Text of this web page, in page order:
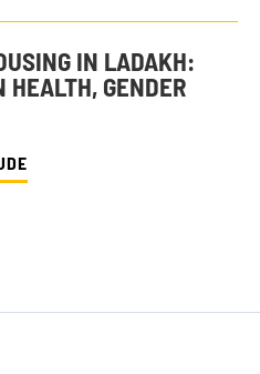
IN LADAKH:
HEALTH, GENDER